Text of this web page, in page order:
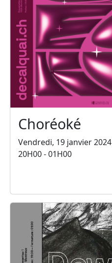
Choréoké
Vendredi, 19 janvier 2024
20H00 - 01H00